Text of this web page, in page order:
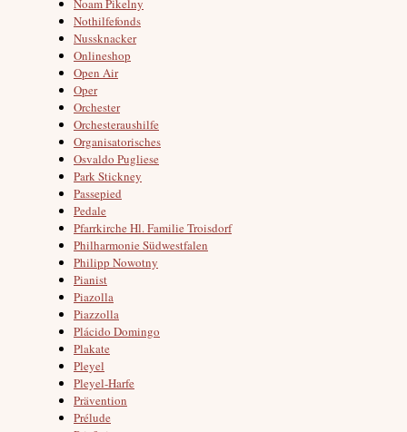
Noam Pikelny
Nothilfefonds
Nussknacker
Onlineshop
Open Air
Oper
Orchester
Orchesteraushilfe
Organisatorisches
Osvaldo Pugliese
Park Stickney
Passepied
Pedale
Pfarrkirche Hl. Familie Troisdorf
Philharmonie Südwestfalen
Philipp Nowotny
Pianist
Piazolla
Piazzolla
Plácido Domingo
Plakate
Pleyel
Pleyel-Harfe
Prävention
Prélude